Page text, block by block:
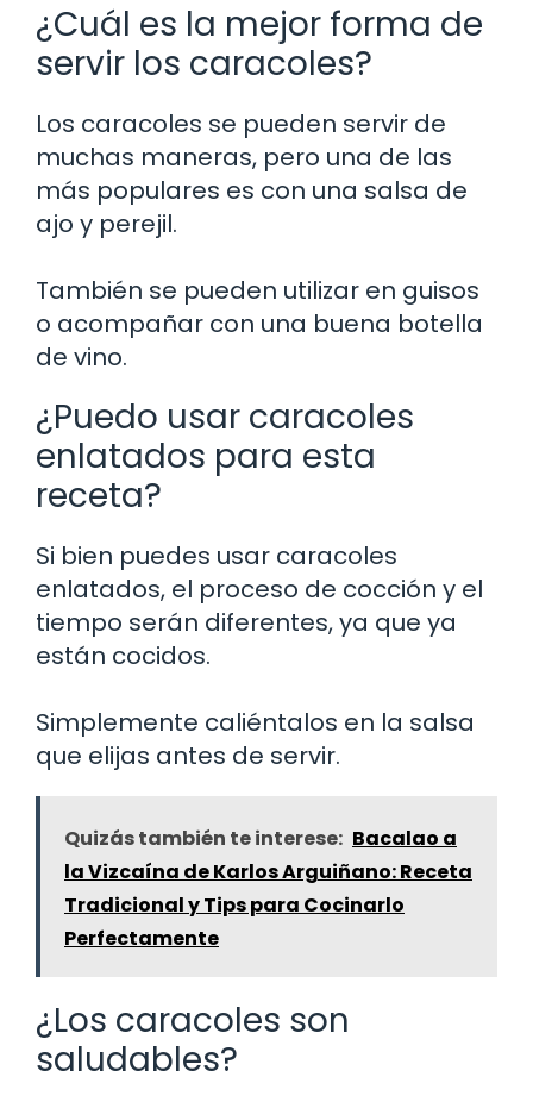
¿Cuál es la mejor forma de
servir los caracoles?
Los caracoles se pueden servir de
muchas maneras, pero una de las
más populares es con una salsa de
ajo y perejil.
También se pueden utilizar en guisos
o acompañar con una buena botella
de vino.
¿Puedo usar caracoles
enlatados para esta
receta?
Si bien puedes usar caracoles
enlatados, el proceso de cocción y el
tiempo serán diferentes, ya que ya
están cocidos.
Simplemente caliéntalos en la salsa
que elijas antes de servir.
Quizás también te interese: Bacalao a
la Vizcaína de Karlos Arguiñano: Receta
Tradicional y Tips para Cocinarlo
Perfectamente
¿Los caracoles son
saludables?